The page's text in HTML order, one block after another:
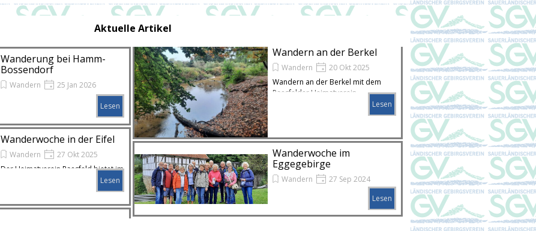
Aktuelle Artikel
Wanderung bei Hamm-
Bossendorf
Wandern
25 Jan 2026
Die Wanderer hatten die erste
Tageswanderung in diesem Jahr.Lesen
Wanderwoche in der Eifel
Wandern
27 Okt 2025
Der Heimatverein Raesfeld bietet im
Herbst 2026 eine Wanderwoche an.
Lesen
Wandern an der Berkel
Wandern
20 Okt 2025
Wandern an der Berkel mit dem
Raesfelder Heimatverein
Lesen
Wanderwoche im
Eggegebirge
Wandern
27 Sep 2024
Wanderwoche im EggegebirgeLesen